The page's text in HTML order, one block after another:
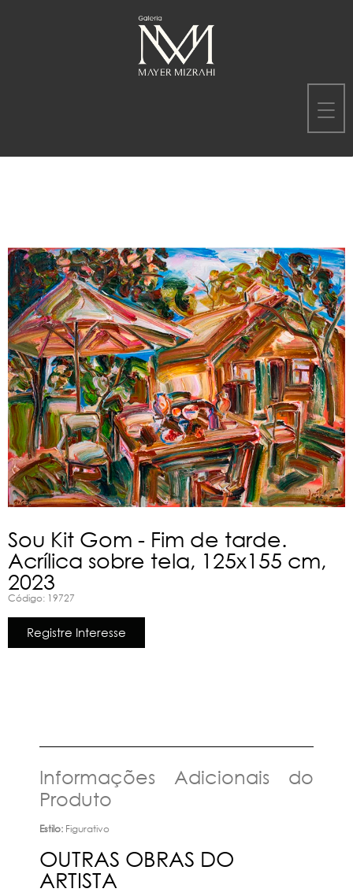
Sou Kit Gom - Fim de tarde.
Acrílica sobre tela, 125x155 cm,
2023
Código: 19727
Registre Interesse
Informações Adicionais do
Produto
Estilo: Figurativo
OUTRAS OBRAS DO
ARTISTA